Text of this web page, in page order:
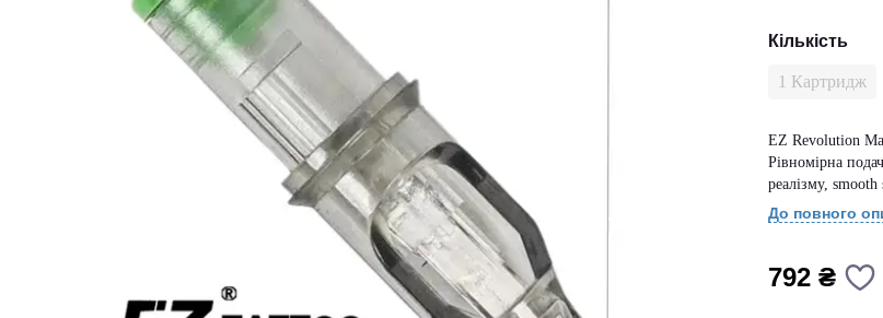
Кількість
1 Картридж
EZ Revolution
Рівномірна
реалізму, smooth
До повного
792 ₴